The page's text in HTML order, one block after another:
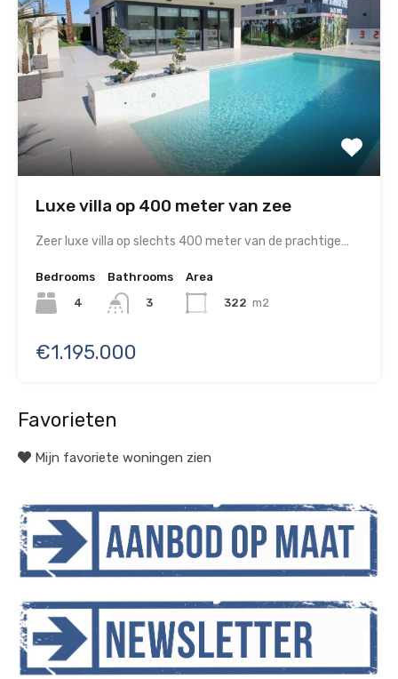
Luxe villa op 400 meter van zee
Zeer luxe villa op slechts 400 meter van de prachtige…
Bedrooms
4
Bathrooms
3
Area
322 m2
€1.195.000
Favorieten
Mijn favoriete woningen zien